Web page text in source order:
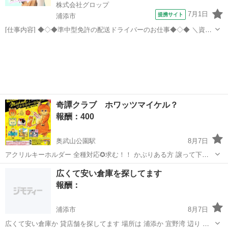
株式会社グロップ
浦添市
提携サイト 7月1日
[仕事内容] ◆◇◆準中型免許の配送ドライバーのお仕事◆◇◆ ＼資格
奇譚クラブ ホワッツマイケル？
報酬：400
奥武山公園駅
8月7日
アクリルキーホルダー 全種対応✪求む！！ かぶりある方 譲って下さ
い_(_^_)_
那覇市 奥武山公園駅 買いたい/ください
広くて安い倉庫を探してます
報酬：
浦添市
8月7日
広くて安い倉庫か 貸店舗を探してます 場所は 浦添か 宜野湾 辺り ど